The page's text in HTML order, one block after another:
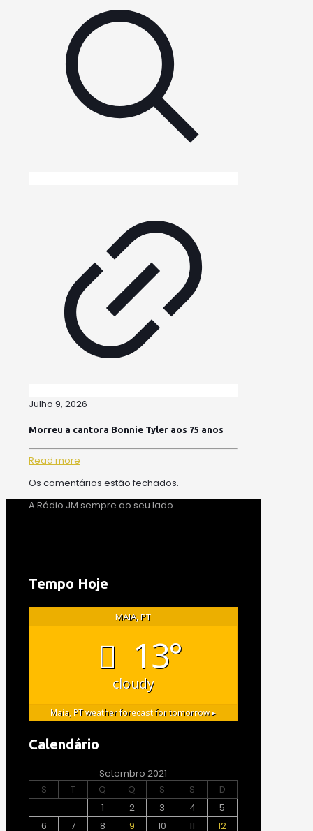
Julho 9, 2026
Morreu a cantora Bonnie Tyler aos 75 anos
Read more
Os comentários estão fechados.
A Rádio JM sempre ao seu lado.
Tempo Hoje
MAIA, PT
13°
cloudy
Maia, PTweather forecast for tomorrow ▸
Calendário
Setembro 2021
S
T Q Q S S
D
1
2 3 4
5
6
7 8 9 10 11 12